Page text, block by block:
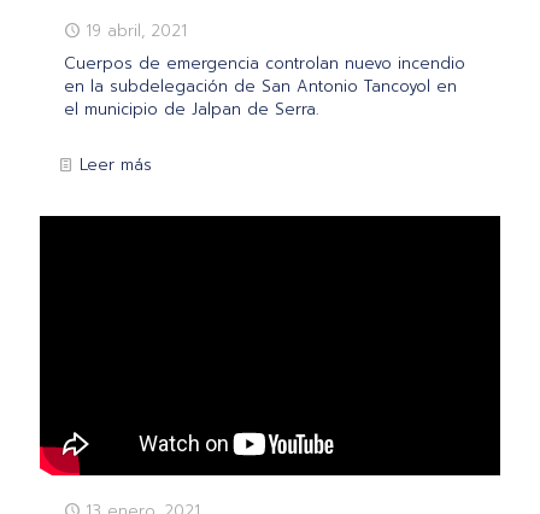
19 abril, 2021
Cuerpos de emergencia controlan nuevo incendio
en la subdelegación de San Antonio Tancoyol en
el municipio de Jalpan de Serra.
Leer más